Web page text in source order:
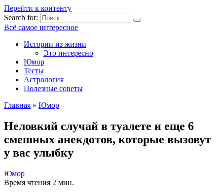
Перейти к контенту
Search for:
Всё самое интересное
Истории из жизни
Это интересно
Юмор
Тесты
Астрология
Полезные советы
Главная » Юмор
Неловкий случай в туалете и еще 6
смешных анекдотов, которые вызовут
у вас улыбку
Юмор
Время чтения 2 мин.